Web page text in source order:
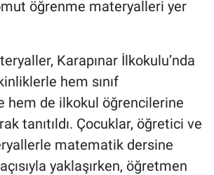
öğrenme materyalleri yer
Karapınar İlkokulu’nda
hem sınıf
hem de ilkokul öğrencilerine
tanıtıldı. Çocuklar, öğretici ve
matematik dersine
yaklaşırken, öğretmen